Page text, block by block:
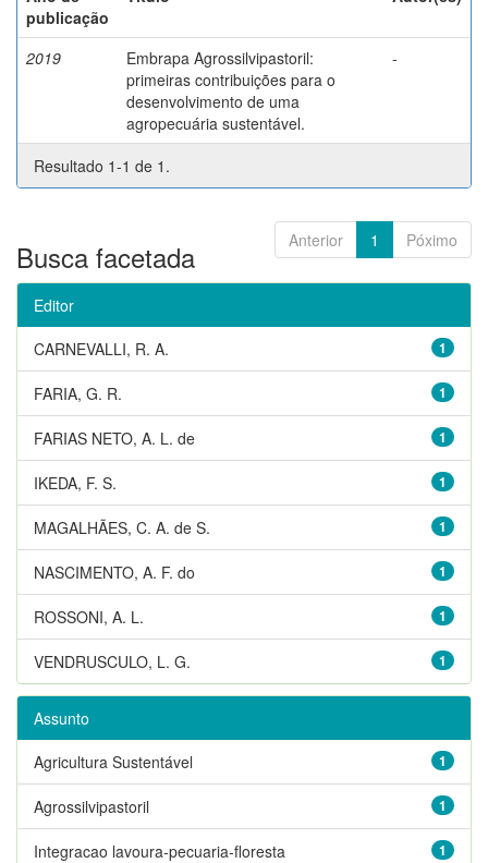
publicação
2019
Embrapa Agrossilvipastoril:
primeiras contribuições para o
desenvolvimento de uma
agropecuária sustentável.
-
Resultado 1-1 de 1.
Anterior 1 Póximo
Busca facetada
Editor
1
CARNEVALLI, R. A.
1
FARIA, G. R.
1
FARIAS NETO, A. L. de
1
IKEDA, F. S.
1
MAGALHÃES, C. A. de S.
1
NASCIMENTO, A. F. do
1
ROSSONI, A. L.
1
VENDRUSCULO, L. G.
Assunto
1
Agricultura Sustentável
1
Agrossilvipastoril
1
Integracao lavoura-pecuaria-floresta